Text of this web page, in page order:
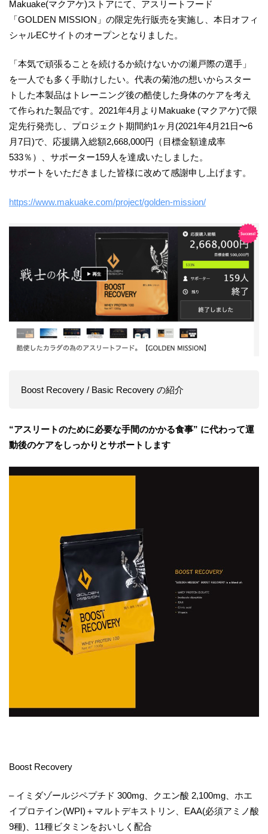
Makuake(マクアケ)ストアにて、アスリートフード
「GOLDEN MISSION」の限定先行販売を実施し、本日オフィ
シャルECサイトのオープンとなりました。
「本気で頑張ることを続けるか続けないかの瀬戸際の選手」
を一人でも多く手助けしたい。代表の菊池の想いからスター
トした本製品はトレーニング後の酷使した身体のケアを考え
て作られた製品です。2021年4月よりMakuake (マクアケ)で限
定先行発売し、プロジェクト期間約1ヶ月(2021年4月21日〜6
月7日)で、応援購入総額2,668,000円（目標金額達成率
533％）、サポーター159人を達成いたしました。
サポートをいただきました皆様に改めて感謝申し上げます。
https://www.makuake.com/project/golden-mission/
Boost Recovery / Basic Recovery の紹介
“アスリートのために必要な手間のかかる食事” に代わって運
動後のケアをしっかりとサポートします
Boost Recovery
– イミダゾールジペプチド 300mg、クエン酸 2,100mg、ホエ
イプロテイン(WPI)＋マルトデキストリン、EAA(必須アミノ酸
9種)、11種ビタミンをおいしく配合